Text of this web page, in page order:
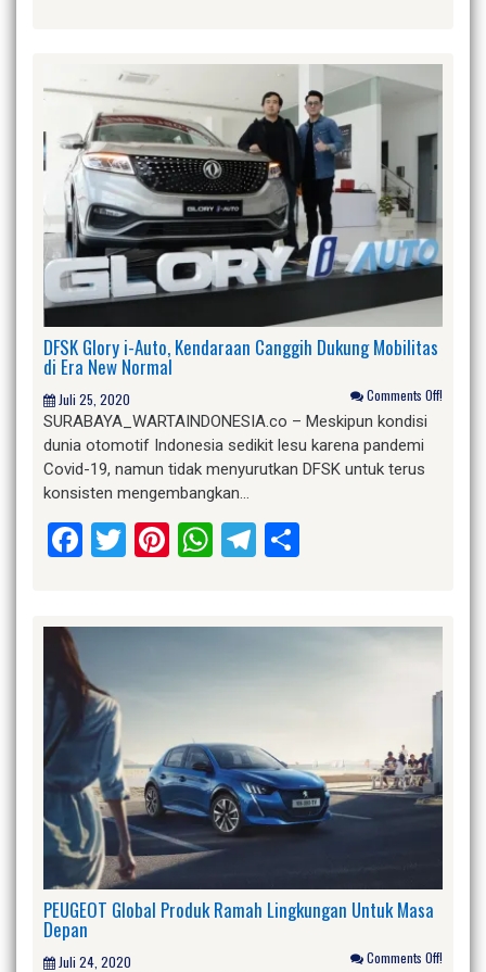
DFSK Glory i-Auto, Kendaraan Canggih Dukung Mobilitas
di Era New Normal
Juli 25, 2020 Comments Off!
SURABAYA_WARTAINDONESIA.co – Meskipun kondisi
dunia otomotif Indonesia sedikit lesu karena pandemi
Covid-19, namun tidak menyurutkan DFSK untuk terus
konsisten mengembangkan…
Facebook
Twitter
Pinterest
WhatsApp
Telegram
PEUGEOT Global Produk Ramah Lingkungan Untuk Masa
Depan
Juli 24, 2020 Comments Off!